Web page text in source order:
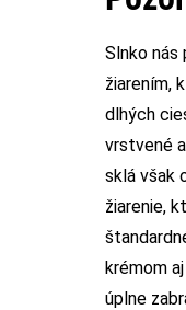
Slnko nás
žiarením,
dlhých
vrstvené
sklá však
žiarenie,
krémom
úplne